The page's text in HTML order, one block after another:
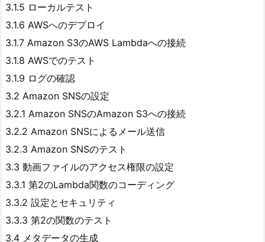
3.1.5 ローカルテスト
3.1.6 AWSへのデプロイ
3.1.7 Amazon S3のAWS Lambdaへの接続
3.1.8 AWSでのテスト
3.1.9 ログの確認
3.2 Amazon SNSの設定
3.2.1 Amazon SNSのAmazon S3への接続
3.2.2 Amazon SNSによるメール送信
3.2.3 Amazon SNSのテスト
3.3 動画ファイルのアクセス権限の設定
3.3.1 第2のLambda関数のコーディング
3.3.2 設定とセキュリティ
3.3.3 第2の関数のテスト
3.4 メタデータの生成